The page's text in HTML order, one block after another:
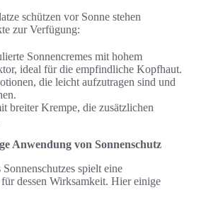
schützen vor Sonne stehen
zur Verfügung:
Sonnencremes mit hohem
ideal für die empfindliche Kopfhaut.
die leicht aufzutragen sind und
breiter Krempe, die zusätzlichen
Anwendung von Sonnenschutz
spielt eine
dessen Wirksamkeit. Hier einige